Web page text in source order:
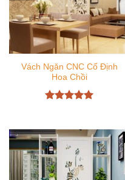
Vách Ngăn CNC Cố Định
Hoa Chồi
sao